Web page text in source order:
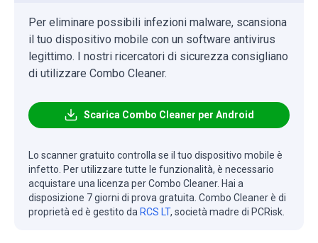
Per eliminare possibili infezioni malware, scansiona
il tuo dispositivo mobile con un software antivirus
legittimo. I nostri ricercatori di sicurezza consigliano
di utilizzare Combo Cleaner.
Scarica Combo Cleaner per Android
Lo scanner gratuito controlla se il tuo dispositivo mobile è
infetto. Per utilizzare tutte le funzionalità, è necessario
acquistare una licenza per Combo Cleaner. Hai a
disposizione 7 giorni di prova gratuita. Combo Cleaner è di
proprietà ed è gestito da RCS LT, società madre di PCRisk.